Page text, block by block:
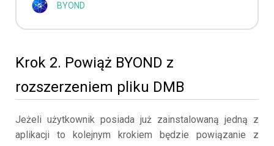
BYOND
Krok 2. Powiąż BYOND z
rozszerzeniem pliku DMB
Jeżeli użytkownik posiada już zainstalowaną jedną z
aplikacji to kolejnym krokiem będzie powiązanie z